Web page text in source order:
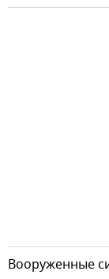
Вооруженные